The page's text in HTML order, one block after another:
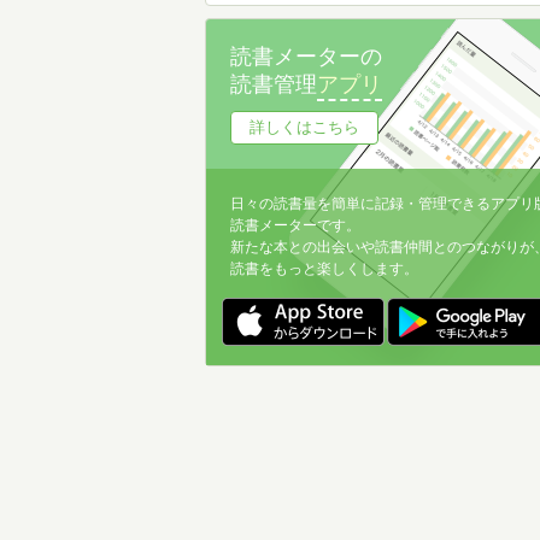
読書メーターの
読書管理アプリ
詳しくはこちら
日々の読書量を簡単に記録・管理できるアプリ
読書メーターです。
新たな本との出会いや読書仲間とのつながりが
読書をもっと楽しくします。